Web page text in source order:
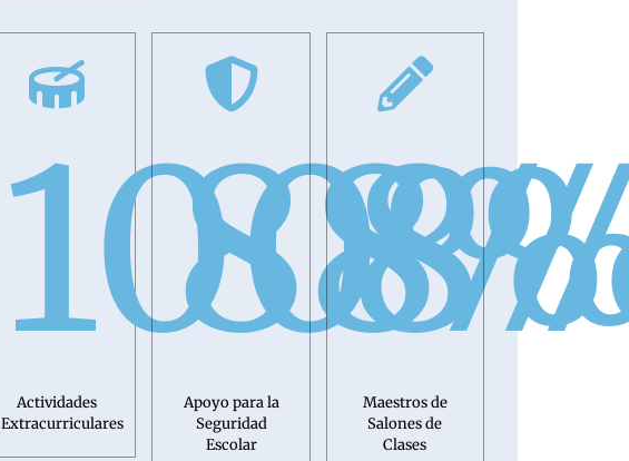
100%
Actividades
Extracurriculares
88
Apoyo para la
Seguridad
Escolar
8
Maestros de
Salones de
Clases